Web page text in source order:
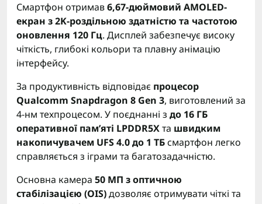
Смартфон отримав6,67-дюймовий AMOLED-
екран з 2K-роздільною здатністю та частотою
оновлення 120 Гц. Дисплей забезпечує високу
чіткість, глибокі кольори та плавну анімацію
інтерфейсу.
За продуктивність відповідає процесор
Qualcomm Snapdragon 8 Gen 3, виготовлений за
4-нм техпроцесом. У поєднанні з до 16 ГБ
оперативної пам’яті LPDDR5Xта швидким
накопичувачем UFS 4.0 до 1 ТБсмартфон легко
справляється з іграми та багатозадачністю.
Основна камера 50 МП з оптичною
стабілізацією (OIS)дозволяє отримувати чіткі та